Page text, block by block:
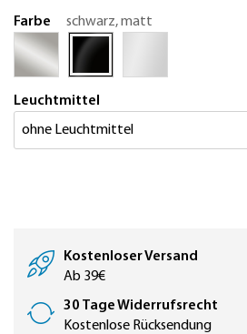
Farbe schwarz, matt
Leuchtmittel
Kostenloser Versand
Ab 39€
30 Tage Widerrufsrecht
Kostenlose Rücksendung